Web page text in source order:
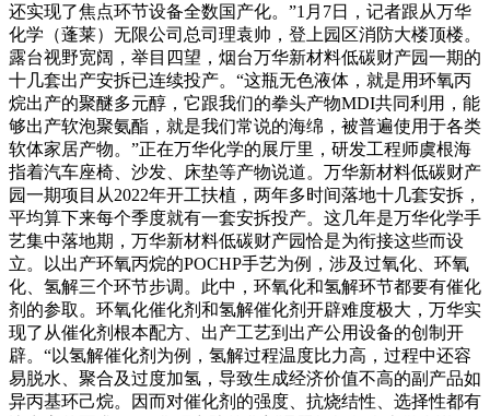
还实现了焦点环节设备全数国产化。”1月7日，记者跟从万华
化学（蓬莱）无限公司总司理袁帅，登上园区消防大楼顶楼。
露台视野宽阔，举目四望，烟台万华新材料低碳财产园一期的
十几套出产安拆已连续投产。“这瓶无色液体，就是用环氧丙
烷出产的聚醚多元醇，它跟我们的拳头产物MDI共同利用，能
够出产软泡聚氨酯，就是我们常说的海绵，被普遍使用于各类
软体家居产物。”正在万华化学的展厅里，研发工程师虞根海
指着汽车座椅、沙发、床垫等产物说道。万华新材料低碳财产
园一期项目从2022年开工扶植，两年多时间落地十几套安拆，
平均算下来每个季度就有一套安拆投产。这几年是万华化学手
艺集中落地期，万华新材料低碳财产园恰是为衔接这些而设
立。以出产环氧丙烷的POCHP手艺为例，涉及过氧化、环氧
化、氢解三个环节步调。此中，环氧化和氢解环节都要有催化
剂的参取。环氧化催化剂和氢解催化剂开辟难度极大，万华实
现了从催化剂根本配方、出产工艺到出产公用设备的创制开
辟。“以氢解催化剂为例，氢解过程温度比力高，过程中还容
易脱水、聚合及过度加氢，导致生成经济价值不高的副产品如
异丙基环己烷。因而对催化剂的强度、抗烧结性、选择性都有